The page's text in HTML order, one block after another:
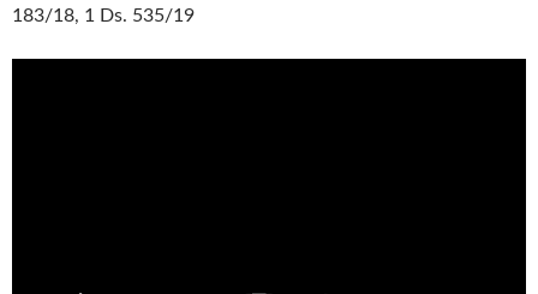
183/18, 1 Ds. 535/19